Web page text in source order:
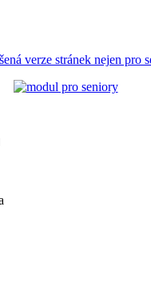
verze stránek nejen pro